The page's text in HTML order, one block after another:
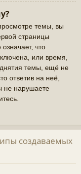
темы, вы
страницы
что
или время,
темы, ещё не
ответив на неё,
не нарушаете
создаваемых